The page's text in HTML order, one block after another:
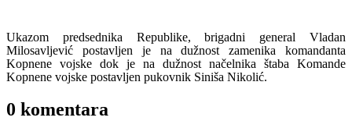
Ukazom predsednika Republike, brigadni general Vladan
Milosavljević postavljen je na dužnost zamenika komandanta
Kopnene vojske dok je na dužnost načelnika štaba Komande
Kopnene vojske postavljen pukovnik Siniša Nikolić.
0 komentara